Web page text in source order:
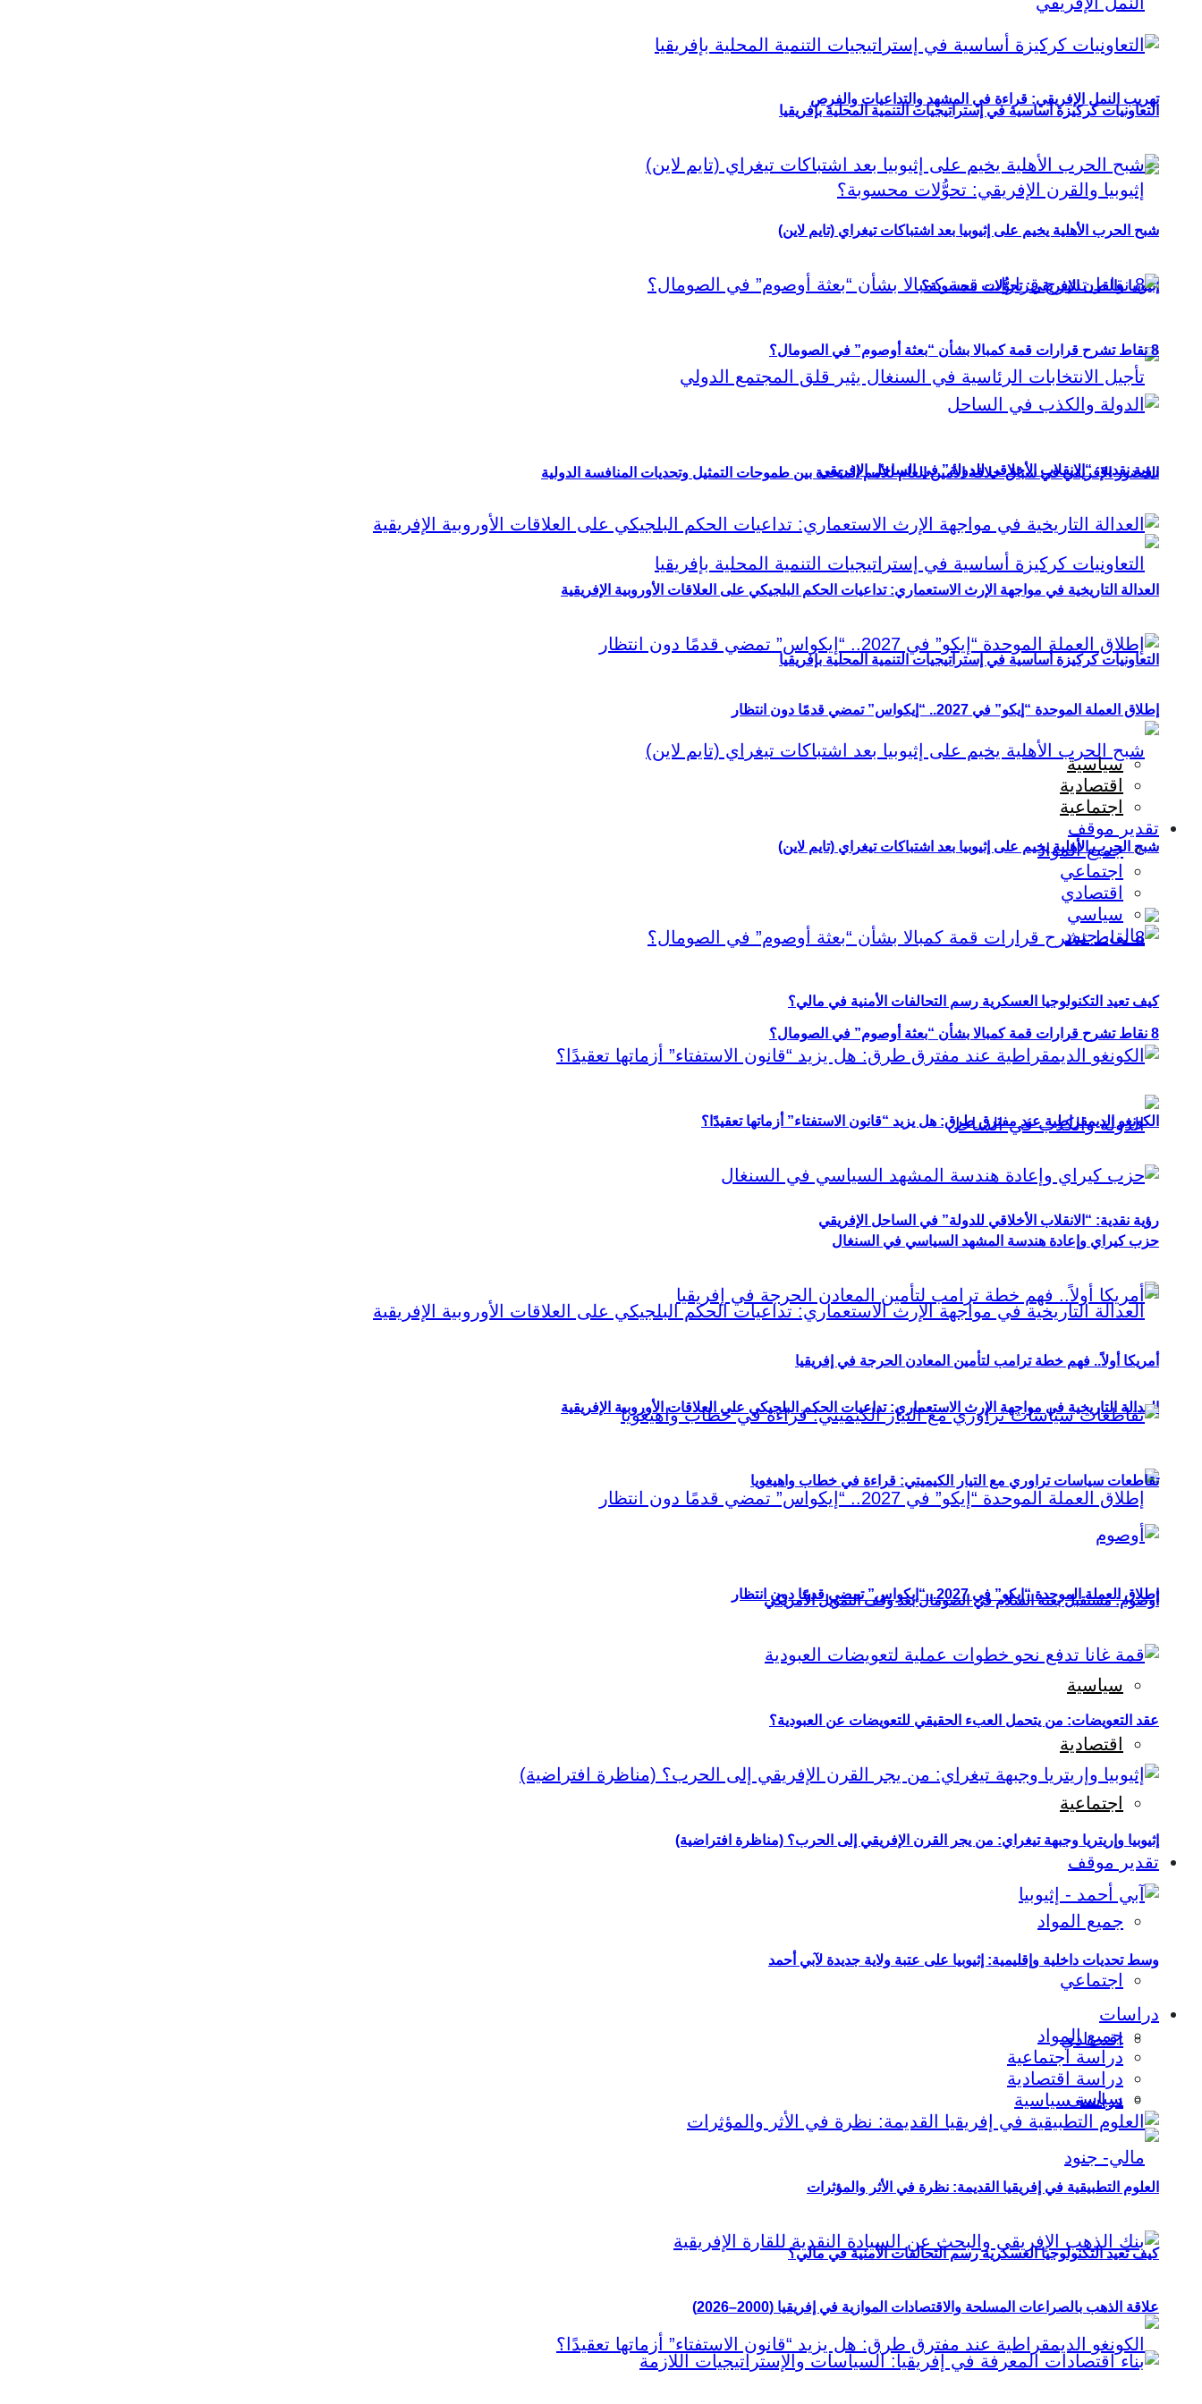
تهريب النمل الإفريقي: قراءة في المشهد والتداعيات والفرص
إثيوبيا والقرن الإفريقي: تحوُّلات محسوبة؟
الحضور الإفريقي في سباق خلافة الأمين العام للأمم المتحدة بين طموحات التمثيل وتحديات المنافسة الدولية
التعاونيات كركيزة أساسية في إستراتيجيات التنمية المحلية بإفريقيا
شبح الحرب الأهلية يخيم على إثيوبيا بعد اشتباكات تيغراي (تايم لاين)
8 نقاط تشرح قرارات قمة كمبالا بشأن “بعثة أوصوم” في الصومال؟
رؤية نقدية: “الانقلاب الأخلاقي للدولة” في الساحل الإفريقي
العدالة التاريخية في مواجهة الإرث الاستعماري: تداعيات الحكم البلجيكي على العلاقات الأوروبية الإفريقية
إطلاق العملة الموحدة “إيكو” في 2027.. “إيكواس” تمضي قدمًا دون انتظار
سياسية
اقتصادية
اجتماعية
تقدير موقف
جميع المواد
اجتماعي
اقتصادي
سياسي
كيف تعيد التكنولوجيا العسكرية رسم التحالفات الأمنية في مالي؟
التعاونيات كركيزة أساسية في إستراتيجيات التنمية المحلية بإفريقيا
شبح الحرب الأهلية يخيم على إثيوبيا بعد اشتباكات تيغراي (تايم لاين)
8 نقاط تشرح قرارات قمة كمبالا بشأن “بعثة أوصوم” في الصومال؟
رؤية نقدية: “الانقلاب الأخلاقي للدولة” في الساحل الإفريقي
العدالة التاريخية في مواجهة الإرث الاستعماري: تداعيات الحكم البلجيكي على العلاقات الأوروبية الإفريقية
إطلاق العملة الموحدة “إيكو” في 2027.. “إيكواس” تمضي قدمًا دون انتظار
سياسية
اقتصادية
اجتماعية
تقدير موقف
جميع المواد
اجتماعي
اقتصادي
سياسي
كيف تعيد التكنولوجيا العسكرية رسم التحالفات الأمنية في مالي؟
الكونغو الديمقراطية عند مفترق طرق: هل يزيد “قانون الاستفتاء” أزماتها تعقيدًا؟
حزب كيراي وإعادة هندسة المشهد السياسي في السنغال
أمريكا أولاً.. فهم خطة ترامب لتأمين المعادن الحرجة في إفريقيا
تقاطعات سياسات تراوري مع التيار الكيميتي: قراءة في خطاب واهيغويا
أوصوم: مستقبل بعثة السلام في الصومال بعد وقف التمويل الأمريكي
عقد التعويضات: من يتحمل العبء الحقيقي للتعويضات عن العبودية؟
إثيوبيا وإريتريا وجبهة تيغراي: من يجر القرن الإفريقي إلى الحرب؟ (مناظرة افتراضية)
وسط تحديات داخلية وإقليمية: إثيوبيا على عتبة ولاية جديدة لآبي أحمد
دراسات
جميع المواد
دراسة اجتماعية
دراسة اقتصادية
دراسة سياسية
العلوم التطبيقية في إفريقيا القديمة: نظرة في الأثر والمؤثرات
علاقة الذهب بالصراعات المسلحة والاقتصادات الموازية في إفريقيا (2000–2026)